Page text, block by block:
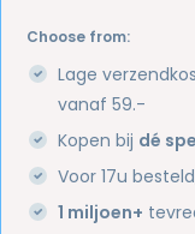
Choose from:
Lage
vanaf 59.-
Kopen bij dé
Voor 17u
1 miljoen+